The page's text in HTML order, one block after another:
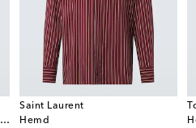
X Louis Wain Oxford-Hemd aus Baumwolle
Saint Laurent
Hemd